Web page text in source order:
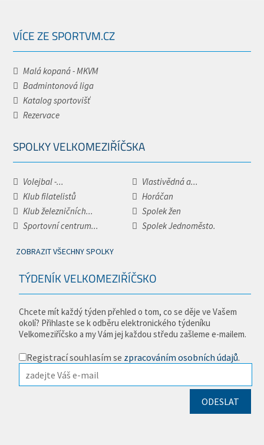
VÍCE ZE SPORTVM.CZ
Malá kopaná - MKVM
Badmintonová liga
Katalog sportovišť
Rezervace
SPOLKY VELKOMEZIŘÍČSKA
Volejbal -...
Vlastivědná a...
Klub filatelistů
Horáčan
Klub železničních...
Spolek žen
Sportovní centrum...
Spolek Jednoměsto.
ZOBRAZIT VŠECHNY SPOLKY
TÝDENÍK VELKOMEZIŘÍČSKO
Chcete mít každý týden přehled o tom, co se děje ve Vašem
okolí? Přihlaste se k odběru elektronického týdeníku
Velkomeziříčsko a my Vám jej každou středu zašleme e-mailem.
Registrací souhlasím se zpracováním osobních údajů.